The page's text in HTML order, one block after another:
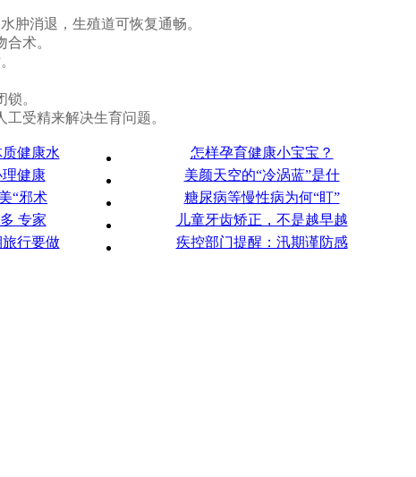
肿消退，生殖道可恢复通畅。
术。
。
受精来解决生育问题。
健康水
怎样孕育健康小宝宝？
健康
美颜天空的“冷涡蓝”是什
“邪术
糖尿病等慢性病为何“盯”
专家
儿童牙齿矫正，不是越早越
行要做 疾控部门提醒：汛期谨防感